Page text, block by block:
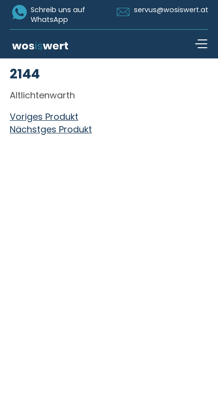
Icon Whatsapp
Schreib uns auf
WhatsApp
Icon Email
servus@wosiswert.at
2144
Altlichtenwarth
Beitragsnavigation
Voriges Produkt
Nächstges Produkt